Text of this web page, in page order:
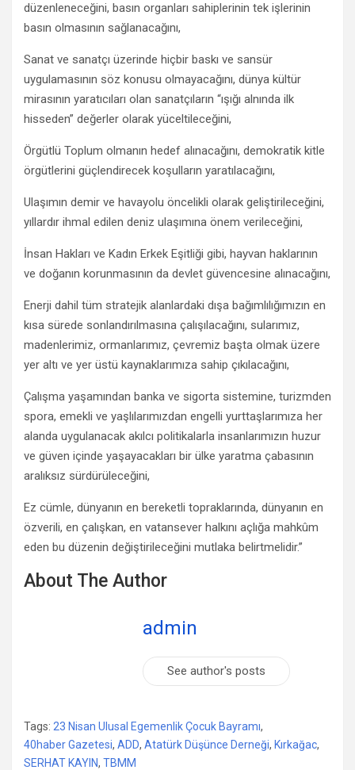
düzenleneceğini, basın organları sahiplerinin tek işlerinin
basın olmasının sağlanacağını,
Sanat ve sanatçı üzerinde hiçbir baskı ve sansür
uygulamasının söz konusu olmayacağını, dünya kültür
mirasının yaratıcıları olan sanatçıların “ışığı alnında ilk
hisseden” değerler olarak yüceltileceğini,
Örgütlü Toplum olmanın hedef alınacağını, demokratik kitle
örgütlerini güçlendirecek koşulların yaratılacağını,
Ulaşımın demir ve havayolu öncelikli olarak geliştirileceğini,
yıllardır ihmal edilen deniz ulaşımına önem verileceğini,
İnsan Hakları ve Kadın Erkek Eşitliği gibi, hayvan haklarının
ve doğanın korunmasının da devlet güvencesine alınacağını,
Enerji dahil tüm stratejik alanlardaki dışa bağımlılığımızın en
kısa sürede sonlandırılmasına çalışılacağını, sularımız,
madenlerimiz, ormanlarımız, çevremiz başta olmak üzere
yer altı ve yer üstü kaynaklarımıza sahip çıkılacağını,
Çalışma yaşamından banka ve sigorta sistemine, turizmden
spora, emekli ve yaşlılarımızdan engelli yurttaşlarımıza her
alanda uygulanacak akılcı politikalarla insanlarımızın huzur
ve güven içinde yaşayacakları bir ülke yaratma çabasının
aralıksız sürdürüleceğini,
Ez cümle, dünyanın en bereketli topraklarında, dünyanın en
özverili, en çalışkan, en vatansever halkını açlığa mahkûm
eden bu düzenin değiştirileceğini mutlaka belirtmelidir.”
About The Author
admin
See author's posts
Tags: 23 Nisan Ulusal Egemenlik Çocuk Bayramı,
40haber Gazetesi, ADD, Atatürk Düşünce Derneği, Kırkağac,
SERHAT KAYIN, TBMM